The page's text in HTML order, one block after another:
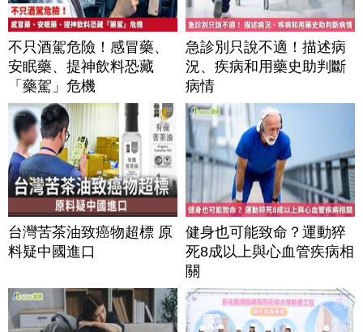
不只酒駕危險！感冒藥、
安眠藥、提神飲料恐藏
「藥駕」危機
急診別只說不適！描述病
況、疾病和用藥史助判斷
病情
台灣苦茶油致癌物超標 原
料疑中國進口
健身也可能致命？運動猝
死8成以上與心血管疾病相
關